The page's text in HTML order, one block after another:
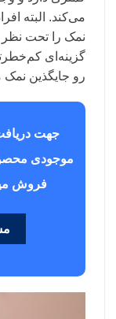
می‌کند. البته
نمک را تحت نظر
گزینه‌ای
رو جایگذین نمک
جهت
موجودی
فروش